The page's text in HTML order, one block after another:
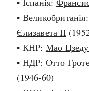
ЗАГОЛОВКИ
ПРАВИЛА ЖИТТЯ
ВИ (НЕ) ЗНАЛИ
КАРТИ
НОТА БЕНЕ
• Іспанія:
•
Єлизавета II
• КНР: Мао
• НДР: Отто
(1946-60)